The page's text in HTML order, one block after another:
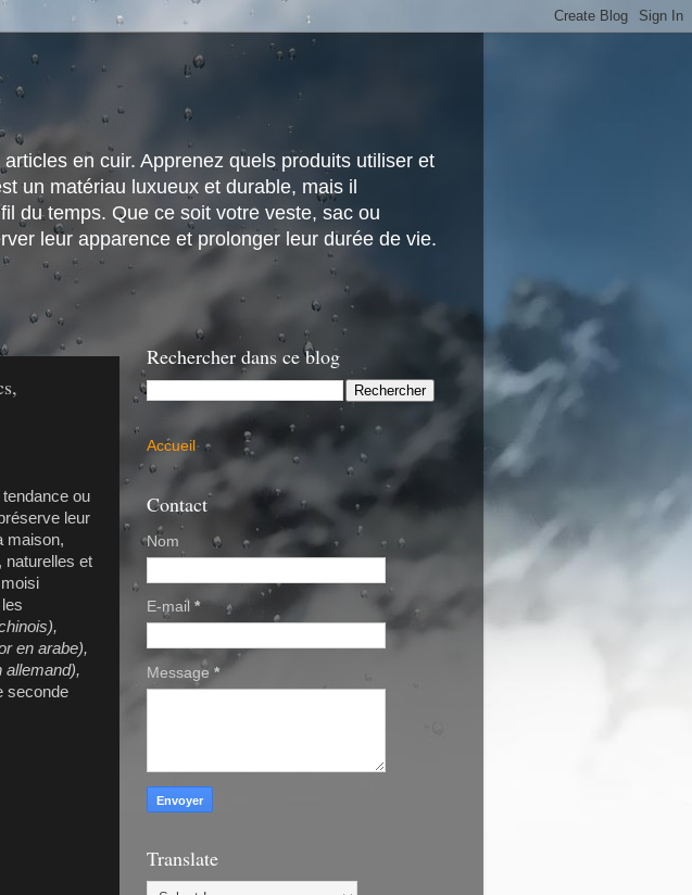
en cuir. Apprenez quels produits utiliser et
un matériau luxueux et durable, mais il
du temps. Que ce soit votre veste, sac ou
leur apparence et prolonger leur durée de vie.
ou
leur
maison,
naturelles et
en arabe),
allemand),
seconde
Rechercher dans ce blog
Accueil
Contact
Nom
E-mail *
Message *
Translate